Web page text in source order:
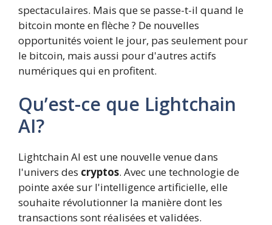
spectaculaires. Mais que se passe-t-il quand le
bitcoin monte en flèche ? De nouvelles
opportunités voient le jour, pas seulement pour
le bitcoin, mais aussi pour d'autres actifs
numériques qui en profitent.
Qu’est-ce que Lightchain
AI?
Lightchain AI est une nouvelle venue dans
l'univers des cryptos. Avec une technologie de
pointe axée sur l'intelligence artificielle, elle
souhaite révolutionner la manière dont les
transactions sont réalisées et validées.